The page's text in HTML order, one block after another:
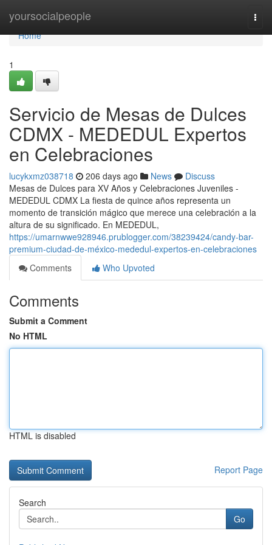
yoursocialpeople
Home
Home
1
Servicio de Mesas de Dulces
CDMX - MEDEDUL Expertos
en Celebraciones
lucykxmz038718 206 days ago News
Discuss
Mesas de Dulces para XV Años y Celebraciones Juveniles -
MEDEDUL CDMX La fiesta de quince años representa un
momento de transición mágico que merece una celebración a la
altura de su significado. En MEDEDUL,
https://umarnwwe928946.prublogger.com/38239424/candy-bar-
premium-ciudad-de-méxico-mededul-expertos-en-celebraciones
Comments
Who Upvoted
Comments
Submit a Comment
No HTML
HTML is disabled
Report Page
Search
Go